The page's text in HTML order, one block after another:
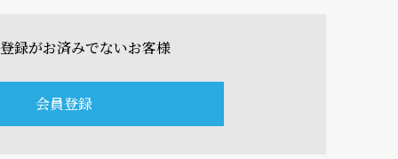
録がお済みでないお客様
会員登録